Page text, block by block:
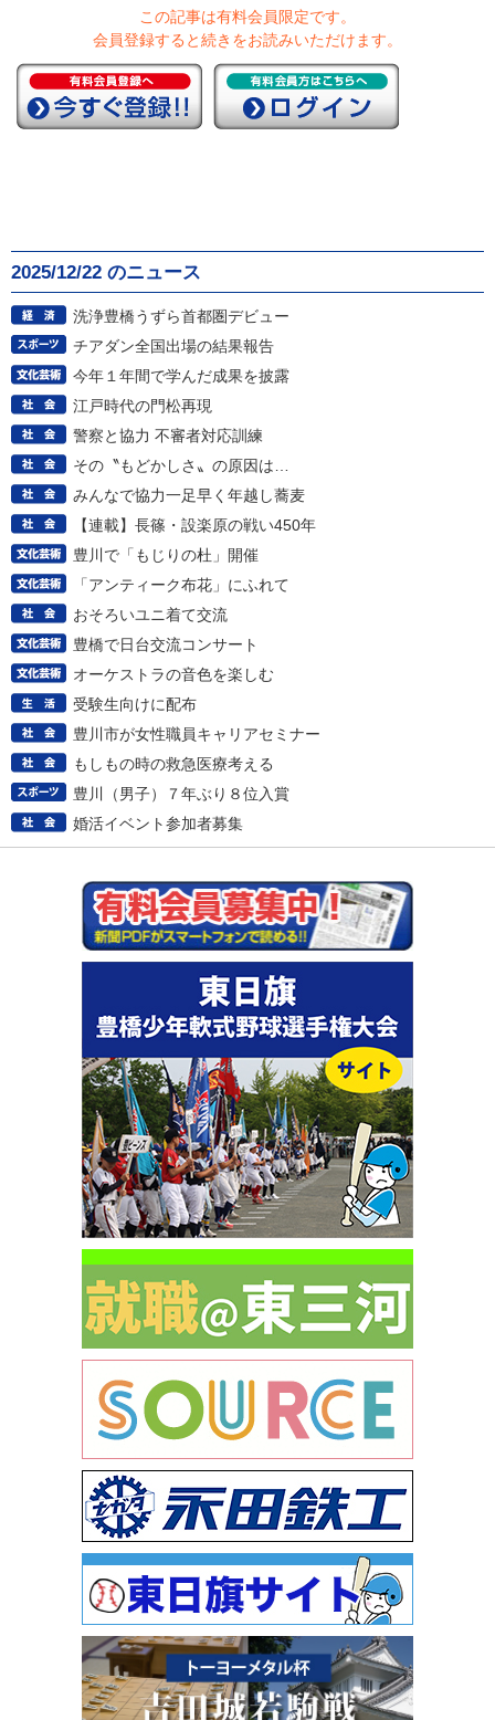
この記事は有料会員限定です。
会員登録すると続きをお読みいただけます。
2025/12/22 のニュース
洗浄豊橋うずら首都圏デビュー
チアダン全国出場の結果報告
今年１年間で学んだ成果を披露
江戸時代の門松再現
警察と協力 不審者対応訓練
その〝もどかしさ〟の原因は…
みんなで協力一足早く年越し蕎麦
【連載】長篠・設楽原の戦い450年
豊川で「もじりの杜」開催
「アンティーク布花」にふれて
おそろいユニ着て交流
豊橋で日台交流コンサート
オーケストラの音色を楽しむ
受験生向けに配布
豊川市が女性職員キャリアセミナー
もしもの時の救急医療考える
豊川（男子）７年ぶり８位入賞
婚活イベント参加者募集